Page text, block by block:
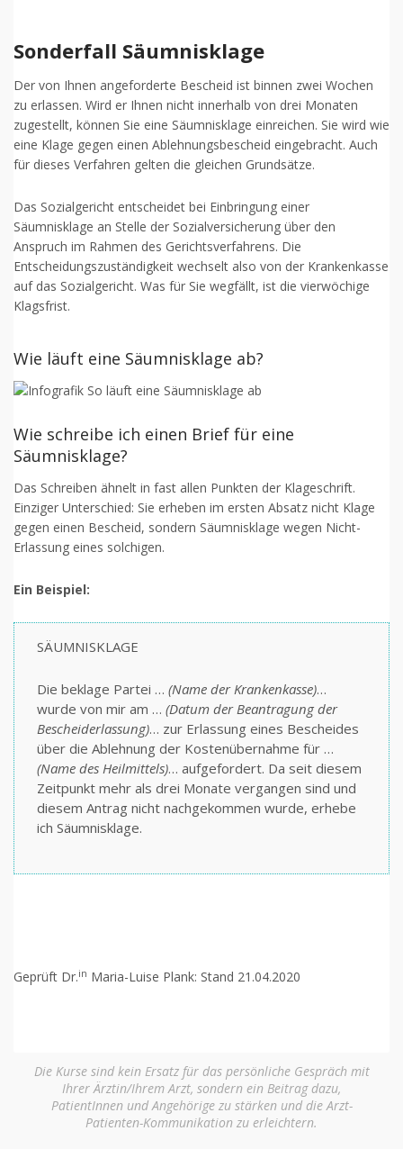
Sonderfall Säumnisklage
Der von Ihnen angeforderte Bescheid ist binnen zwei Wochen
zu erlassen. Wird er Ihnen nicht innerhalb von drei Monaten
zugestellt, können Sie eine Säumnisklage einreichen. Sie wird wie
eine Klage gegen einen Ablehnungsbescheid eingebracht. Auch
für dieses Verfahren gelten die gleichen Grundsätze.
Das Sozialgericht entscheidet bei Einbringung einer
Säumnisklage an Stelle der Sozialversicherung über den
Anspruch im Rahmen des Gerichtsverfahrens. Die
Entscheidungszuständigkeit wechselt also von der Krankenkasse
auf das Sozialgericht. Was für Sie wegfällt, ist die vierwöchige
Klagsfrist.
Wie läuft eine Säumnisklage ab?
Wie schreibe ich einen Brief für eine
Säumnisklage?
Das Schreiben ähnelt in fast allen Punkten der Klageschrift.
Einziger Unterschied: Sie erheben im ersten Absatz nicht Klage
gegen einen Bescheid, sondern Säumnisklage wegen Nicht-
Erlassung eines solchigen.
Ein Beispiel:
SÄUMNISKLAGE
Die beklage Partei … (Name der Krankenkasse)…
wurde von mir am … (Datum der Beantragung der
Bescheiderlassung)… zur Erlassung eines Bescheides
über die Ablehnung der Kostenübernahme für …
(Name des Heilmittels)… aufgefordert. Da seit diesem
Zeitpunkt mehr als drei Monate vergangen sind und
diesem Antrag nicht nachgekommen wurde, erhebe
ich Säumnisklage.
Geprüft Dr.in Maria-Luise Plank: Stand 21.04.2020
Die Kurse sind kein Ersatz für das persönliche Gespräch mit
Ihrer Ärztin/Ihrem Arzt, sondern ein Beitrag dazu,
PatientInnen und Angehörige zu stärken und die Arzt-
Patienten-Kommunikation zu erleichtern.